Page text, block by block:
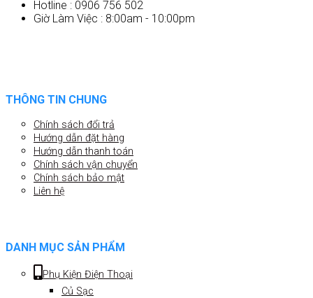
Hotline : 0906 756 502
Giờ Làm Việc : 8:00am - 10:00pm
THÔNG TIN CHUNG
Chính sách đổi trả
Hướng dẫn đặt hàng
Hướng dẫn thanh toán
Chính sách vận chuyển
Chính sách bảo mật
Liên hệ
DANH MỤC SẢN PHẨM
Phụ Kiện Điện Thoại
Củ Sạc